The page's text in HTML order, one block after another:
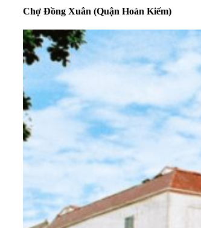
Chợ Đồng Xuân (Quận Hoàn Kiếm)